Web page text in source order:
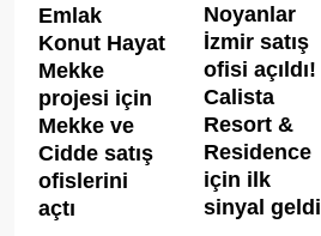
Emlak
Konut Hayat
Mekke
projesi için
Mekke ve
Cidde satış
ofislerini
açtı
Noyanlar
İzmir satış
ofisi açıldı!
Calista
Resort &
Residence
için ilk
sinyal geldi